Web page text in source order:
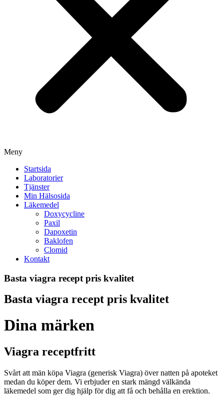
Meny
Startsida
Laboratorier
Tjänster
Min Hälsosida
Läkemedel
Doxycycline
Paxil
Dapoxetin
Baklofen
Clomid
Kontakt
Basta viagra recept pris kvalitet
Basta viagra recept pris kvalitet
Dina märken
Viagra receptfritt
Svårt att män köpa Viagra (generisk Viagra) över natten på apoteket
medan du köper dem. Vi erbjuder en stark mängd välkända
läkemedel som ger dig hjälp för dig att få och behålla en erektion.